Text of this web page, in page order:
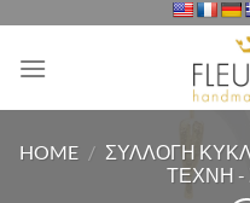
περιεχόμενο
HOME / ΣΥΛΛΟΓΗ
ΤΕΧΝΗ -